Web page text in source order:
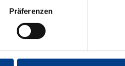
Präferenzen